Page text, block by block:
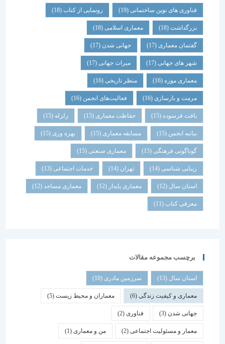
فناوری های نوین ساختمانی(19) رونمایی از کتاب (18)
بزرگداشت (18) معماری اسلامی(18)
گفتمان معماری (17) جهانی شدن(17)
شهر های جهانی(17) میراث جهانی(17)
معماری موزه(16) منظر تاریخی (16)
مرمت و بازسازی(16) فعالیت‌های انجمن(16)
بافت فرسوده (15) حفاظت معماری (15) زلزله
بیانیه انجمن(15) مسابقه معماری (15) بهره وری(15)
گوناگونی فرهنگی (15) معماری صنعتی(15)
زیبایی شناسی (14) تهران خدمات اجتماعی (13)
استان سال(12) معماری پایدار (12) معماری مساجد(12)
معرفی کتاب(11)
برچسب مجموعه مقالات
استان سال(13) سرزمین مادری(10)
معماری و کیفیت زندگی(6) معماران و محیط زیست(5)
جهانی شدن(3) فناوری (2)
معمار و مسئولیت اجتماعی (2) من و معماری (1)